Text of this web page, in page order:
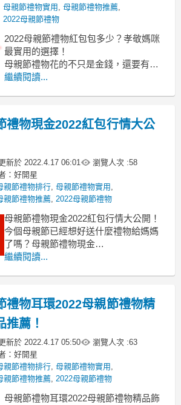
母親節禮物實用 ,母親節禮物推薦,
2022母親節禮物
2022母親節禮物紅包包多少？孝敬媽咪
最實用的選擇！
母親節禮物花的不只是金錢，還要有心
思！母親節禮物紅包
當中包括有媽媽最愛的蛋糕、貼心睡眠
機、母親節禮物紅包
讓你好好報答媽媽一
繼續閱讀...
禮物現金2022紅包行情大公
新於 2022.4.17 06:01 瀏覽人次 :58
：好開星
親節禮物排行,母親節禮物實用 ,
親節禮物推薦,2022母親節禮物
母親節禮物現金2022紅包行情大公開！
今個母親節已經想好送什麼禮物給媽媽
了嗎？母親節禮物現金
除了康乃馨外，不妨挑選一些貼心、母
吧！母親節禮物現金
2022母親節溫馨獻禮完整攻略
幫媽媽按摩舒壓：美腿機、溫熱按摩枕
繼續閱讀...
禮物耳環2022母親節禮物精
推薦！
新於 2022.4.17 05:50 瀏覽人次 :63
：好開星
親節禮物排行,母親節禮物實用 ,
親節禮物推薦,2022母親節禮物
母親節禮物耳環2022母親節禮物精品飾